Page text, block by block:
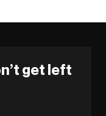
get left